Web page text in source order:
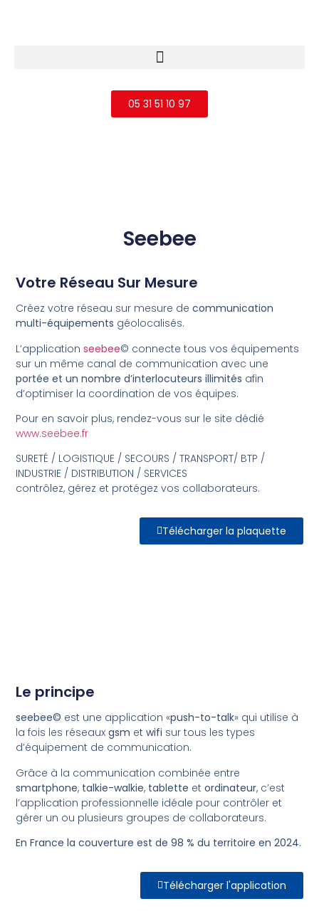
05 31 51 10 97
Seebee
Votre Réseau Sur Mesure
Créez votre réseau sur mesure decommunication
multi-équipements géolocalisés.
L’applicationseebee© connecte tous vos équipements
sur un même canal de communication avec une
portée et un nombre d’interlocuteurs illimités afin
d’optimiser la coordination de vos équipes.
Pour en savoir plus, rendez-vous sur le site dédié
www.seebee.fr
SURETÉ / LOGISTIQUE / SECOURS / TRANSPORT/ BTP /
INDUSTRIE / DISTRIBUTION / SERVICES
contrôlez, gérez et protégez vos collaborateurs.
Télécharger la plaquette
Le principe
seebee© est une application «push-to-talk» qui utilise à
la fois les réseauxgsm etwifi sur tous les types
d’équipement de communication.
Grâce à la communication combinée entre
smartphone, talkie-walkie, tablette etordinateur, c’est
l’application professionnelle idéale pour contrôler et
gérer un ou plusieurs groupes de collaborateurs.
En France la couverture est de 98 % du territoire en 2024.
Télécharger l'application